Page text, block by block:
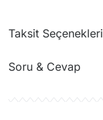
Taksit Seçenekleri
Soru & Cevap